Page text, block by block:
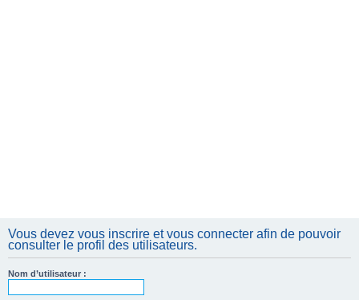
Vous devez vous inscrire et vous connecter afin de pouvoir
consulter le profil des utilisateurs.
Nom d’utilisateur :